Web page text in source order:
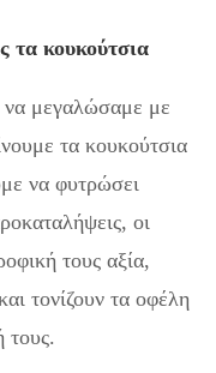
τα κουκούτσια
να μεγαλώσαμε με
τα κουκούτσια
να φυτρώσει
οι
τους αξία,
τονίζουν τα οφέλη
τους.